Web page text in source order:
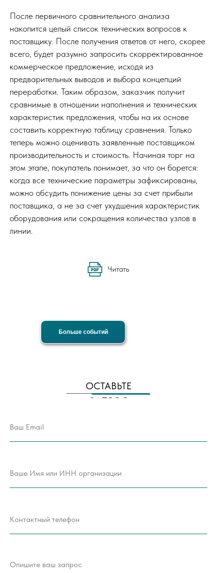
После первичного сравнительного анализа
накопится целый список технических вопросов к
поставщику. После получения ответов от него, скорее
всего, будет разумно запросить скорректированное
коммерческое предложение, исходя из
предварительных выводов и выбора концепций
переработки. Таким образом, заказчик получит
сравнимые в отношении наполнения и технических
характеристик предложения, чтобы на их основе
составить корректную таблицу сравнения. Только
теперь можно оценивать заявленные поставщиком
производительность и стоимость. Начиная торг на
этом этапе, покупатель понимает, за что он борется:
когда все технические параметры зафиксированы,
можно обсудить понижение цены за счет прибыли
поставщика, а не за счет ухудшения характеристик
оборудования или сокращения количества узлов в
линии.
Читать
Больше событий
Больше событий
ОСТАВЬТЕ
ЗАПРОС